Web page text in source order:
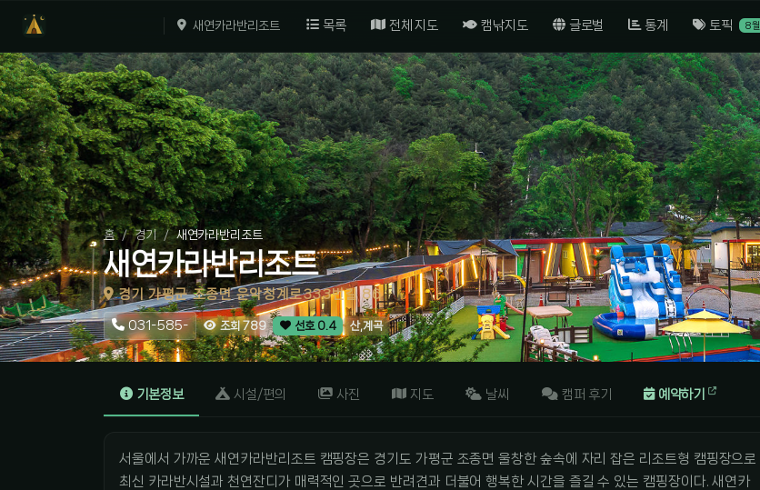
새연카라반리조트 목록 전체 지도 캠낚지도 글로벌 통계 토픽 8월
홈 경기 새연카라반리조트
새연카라반리조트
경기 가평군 조종면 운악청계로333번길 86
031-585- 조회 789 선호 0.4 산,계곡
기본정보 시설/편의 사진 지도 날씨 캠퍼 후기 예약하기
서울에서 가까운 새연카라반리조트 캠핑장은 경기도 가평군 조종면 울창한 숲속에 자리 잡은 리조트형 캠핑장으로
최신 카라반시설과 천연잔디가 매력적인 곳으로 반려견과 더불어 행복한 시간을 즐길 수 있는 캠핑장이다. 새연카